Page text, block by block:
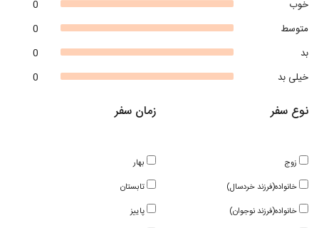
0
خوب
0
متوسط
0
بد
0
خیلی بد
زمان سفر
بهار
تابستان
پاییز
نوع سفر
زوج
خانواده(فرزند خردسال)
خانواده(فرزند نوجوان)